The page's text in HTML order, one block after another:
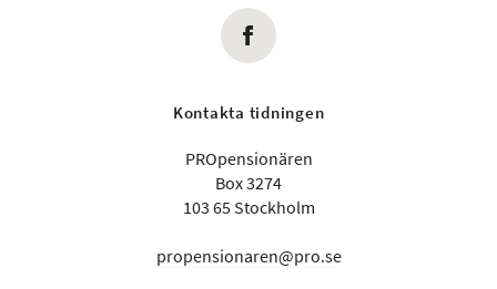
Kontakta tidningen
PROpensionären
Box 3274
103 65 Stockholm
propensionaren@pro.se